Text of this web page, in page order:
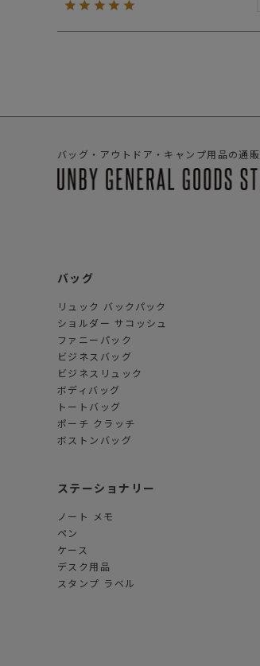
バッグ・アウトドア・キャンプ用品の通販
バッグ
リュック バックパック
ショルダー サコッシュ
ファニーパック
ビジネスバッグ
ビジネスリュック
ボディバッグ
トートバッグ
ポーチ クラッチ
ボストンバッグ
ステーショナリー
ノート メモ
ペン
ケース
デスク用品
スタンプ ラベル